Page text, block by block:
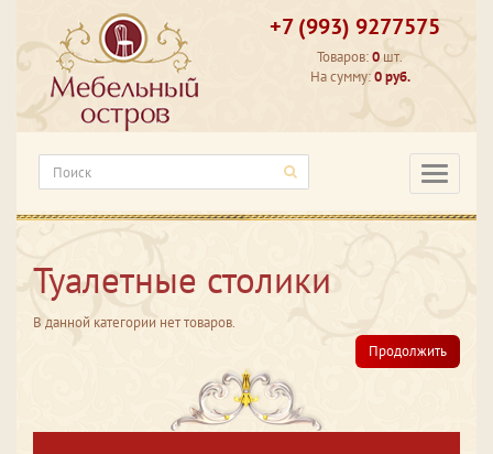
+7 (993) 9277575
Товаров:0 шт.
На сумму:0 руб.
Туалетные столики
В данной категории нет товаров.
Продолжить